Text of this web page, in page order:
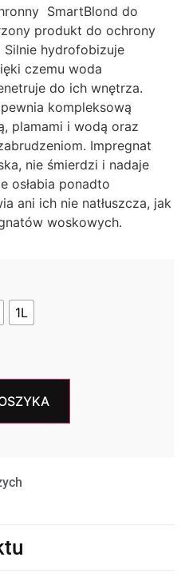
SmartBlond do
produkt do ochrony
hydrofobizuje
czemu woda
do ich wnętrza.
kompleksową
plamami i wodą oraz
Impregnat
nie śmierdzi i nadaje
osłabia ponadto
ani ich nie natłuszcza, jak
woskowych.
1L